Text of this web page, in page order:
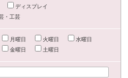
ディスプレイ
・工芸
月曜日 火曜日
水曜日
金曜日 土曜日